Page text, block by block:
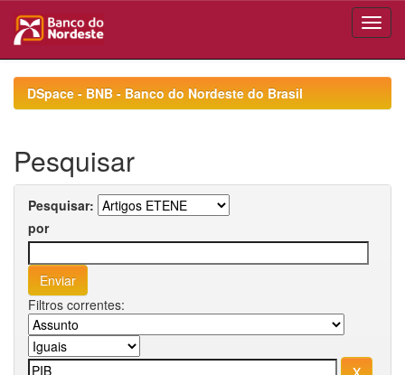
navigationDSpace - BNB - Banco do Nordeste do Brasil
Pesquisar
Pesquisar:
por
Filtros correntes: